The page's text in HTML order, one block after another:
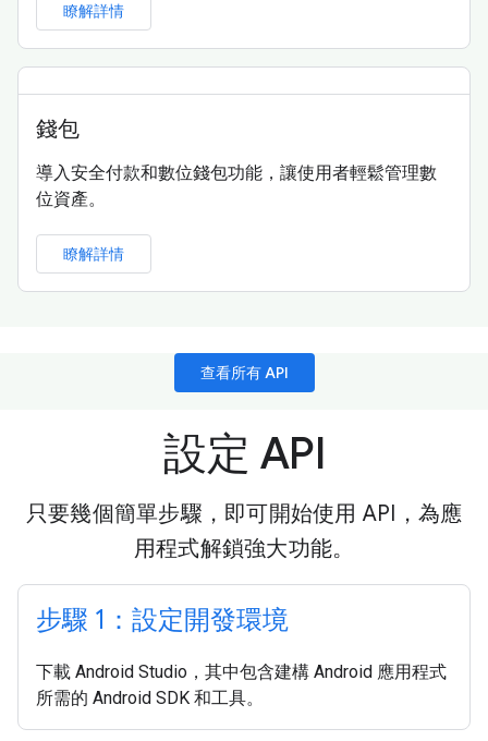
瞭解詳情
錢包
導入安全付款和數位錢包功能，讓使用者輕鬆管理數
位資產。
瞭解詳情
查看所有 API
設定 API
只要幾個簡單步驟，即可開始使用 API，為應
用程式解鎖強大功能。
步驟 1：設定開發環境
下載 Android Studio，其中包含建構 Android 應用程式
所需的 Android SDK 和工具。